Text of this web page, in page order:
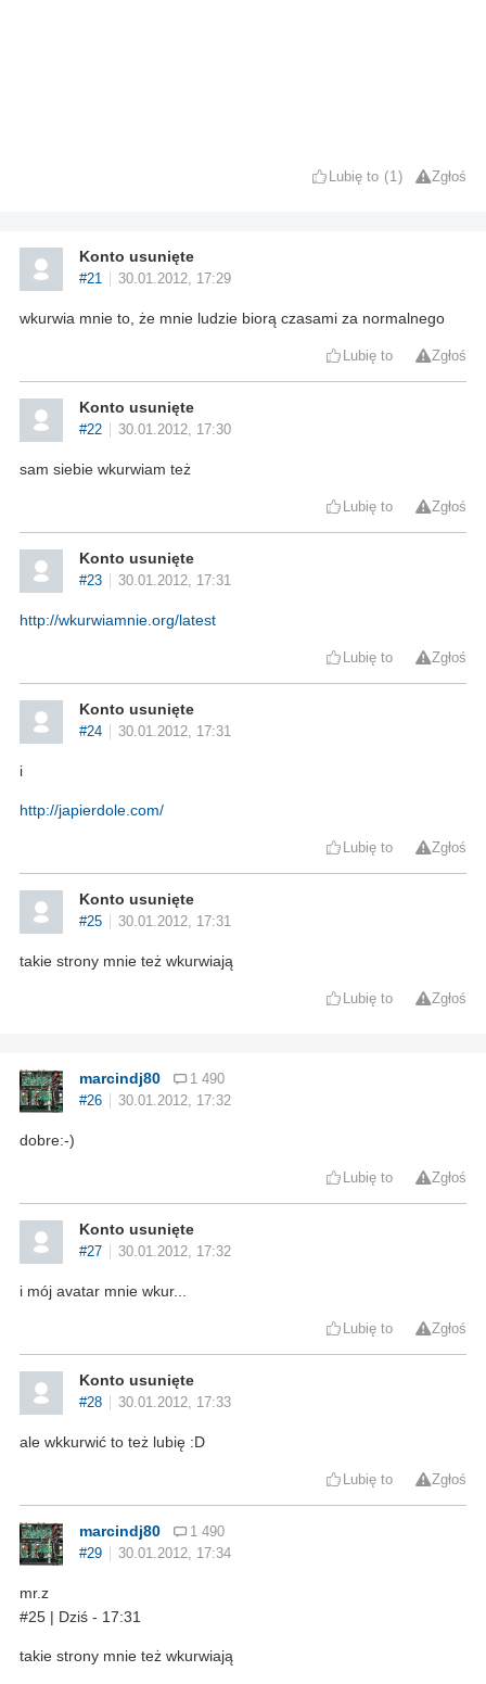
Lubię to 1 Zgłoś
Konto usunięte
#21 30.01.2012, 17:29
wkurwia mnie to, że mnie ludzie biorą czasami za normalnego
Lubię to Zgłoś
Konto usunięte
#22 30.01.2012, 17:30
sam siebie wkurwiam też
Lubię to Zgłoś
Konto usunięte
#23 30.01.2012, 17:31
http://wkurwiamnie.org/latest
Lubię to Zgłoś
Konto usunięte
#24 30.01.2012, 17:31
i
http://japierdole.com/
Lubię to Zgłoś
Konto usunięte
#25 30.01.2012, 17:31
takie strony mnie też wkurwiają
Lubię to Zgłoś
marcindj80
1 490
#26
30.01.2012, 17:32
dobre:-)
Lubię to Zgłoś
Konto usunięte
#27 30.01.2012, 17:32
i mój avatar mnie wkur...
Lubię to Zgłoś
Konto usunięte
#28 30.01.2012, 17:33
ale wkkurwić to też lubię :D
Lubię to Zgłoś
marcindj80
1 490
#29
30.01.2012, 17:34
mr.z
#25 | Dziś - 17:31
takie strony mnie też wkurwiają